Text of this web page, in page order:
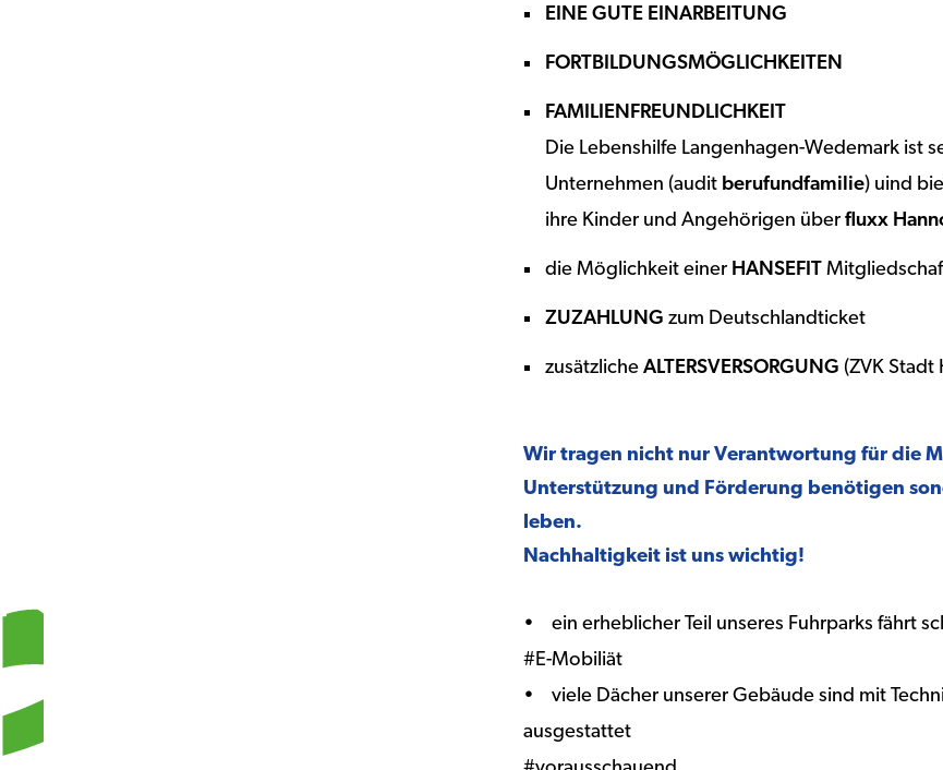
EINE GUTE EINARBEITUNG
FORTBILDUNGSMÖGLICHKEITEN
FAMILIENFREUNDLICHKEIT
Die Lebenshilfe Langenhagen-Wedemark ist
Unternehmen (audit berufundfamilie) uind
ihre Kinder und Angehörigen über fluxx
die Möglichkeit einer HANSEFIT
ZUZAHLUNG zum Deutschlandticket
zusätzliche ALTERSVERSORGUNG (ZVK Stadt
Wir tragen nicht nur Verantwortung für die
Unterstützung und Förderung benötigen
leben.
Nachhaltigkeit ist uns wichtig!
• ein erheblicher Teil unseres Fuhrparks fährt
#E-Mobiliät
• viele Dächer unserer Gebäude sind mit
ausgestattet